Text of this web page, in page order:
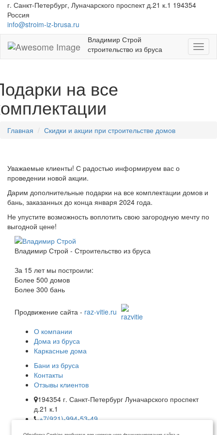
г. Санкт-Петербург, Луначарского проспект д.21 к.1 194354
Россия
info@stroim-iz-brusa.ru
Владимир Строй
строительство из бруса
на все
Главная Скидки и акции при строительстве домов
Уважаемые клиенты! С радостью информируем вас о
проведении новой акции.
Дарим дополнительные подарки на все комплектации домов и
бань, заказанных до конца января 2024 года.
Не упустите возможность воплотить свою загородную мечту по
выгодной цене!
Владимир Строй - Строительство из бруса
За 15 лет мы построили:
Более 500 домов
Более 300 бань
Продвижение сайта - raz-vitie.ru
О компании
Дома из бруса
Каркасные дома
Бани из бруса
Контакты
Отзывы клиентов
194354 г. Санкт-Петербург Луначарского проспект
д.21 к.1
+7(921)-994-53-49